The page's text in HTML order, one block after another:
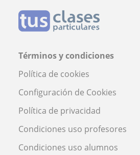
Términos y condiciones
Política de cookies
Configuración de Cookies
Política de privacidad
Condiciones uso profesores
Condiciones uso alumnos